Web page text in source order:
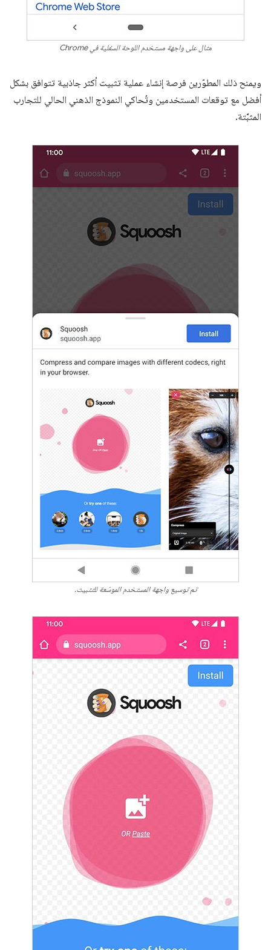
مثال على واجهة مستخدم اللوحة السفلية في Chrome
ويمنح ذلك المطوّرين فرصة إنشاء عملية تثبيت أكثر جاذبية تتوافق بشكل
أفضل مع توقعات المستخدمين وتُحاكي النموذج الذهني الحالي للتجارب
المثبَّتة.
تم توسيع واجهة المستخدم الموسّعة للتثبيت.